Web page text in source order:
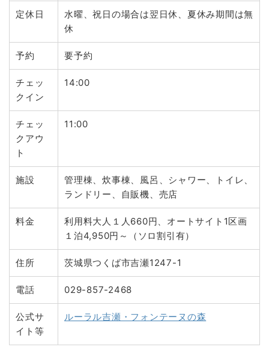
定休日
水曜、祝日の場合は翌日休、夏休み期間は無
休
予約 要予約
チェッ
クイン
14:00
チェッ
クアウ
ト
11:00
施設
管理棟、炊事棟、風呂、シャワー、トイレ、
ランドリー、自販機、売店
料金
利用料大人１人660円、オートサイト1区画
１泊4,950円～（ソロ割引有）
住所 茨城県つくば市吉瀬1247-1
電話 029-857-2468
公式サ
イト等
ルーラル吉瀬・フォンテーヌの森